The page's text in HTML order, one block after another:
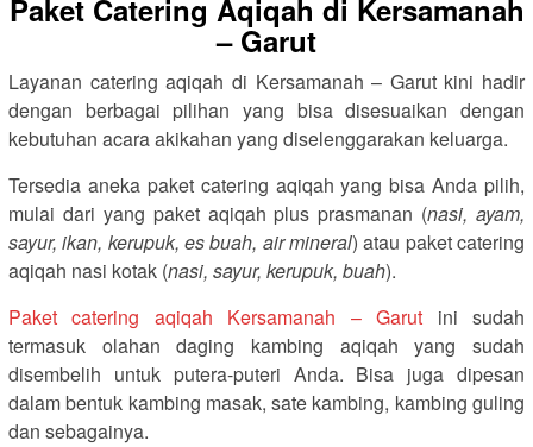
Paket Catering Aqiqah di Kersamanah
– Garut
Layanan catering aqiqah di Kersamanah – Garut kini hadir
dengan berbagai pilihan yang bisa disesuaikan dengan
kebutuhan acara akikahan yang diselenggarakan keluarga.
Tersedia aneka paket catering aqiqah yang bisa Anda pilih,
mulai dari yang paket aqiqah plus prasmanan (nasi, ayam,
sayur, ikan, kerupuk, es buah, air mineral) atau paket catering
aqiqah nasi kotak (nasi, sayur, kerupuk, buah).
Paket catering aqiqah Kersamanah – Garut ini sudah
termasuk olahan daging kambing aqiqah yang sudah
disembelih untuk putera-puteri Anda. Bisa juga dipesan
dalam bentuk kambing masak, sate kambing, kambing guling
dan sebagainya.